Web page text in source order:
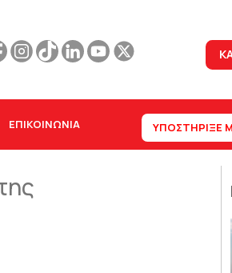
ΕΠΙΚΟΙΝΩΝΊΑ ΥΠΟΣΤΗΡΙΞΕ